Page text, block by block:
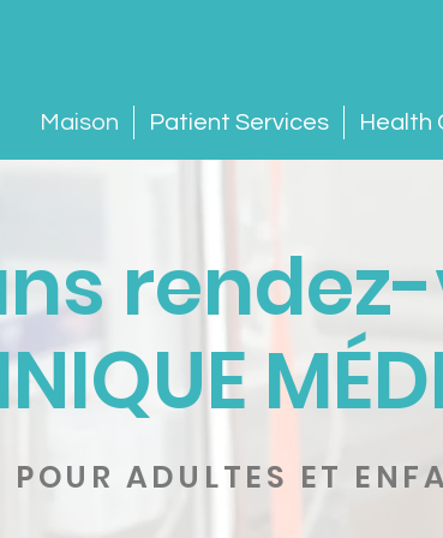
Maison Patient Services Health
POUR ADULTES ET